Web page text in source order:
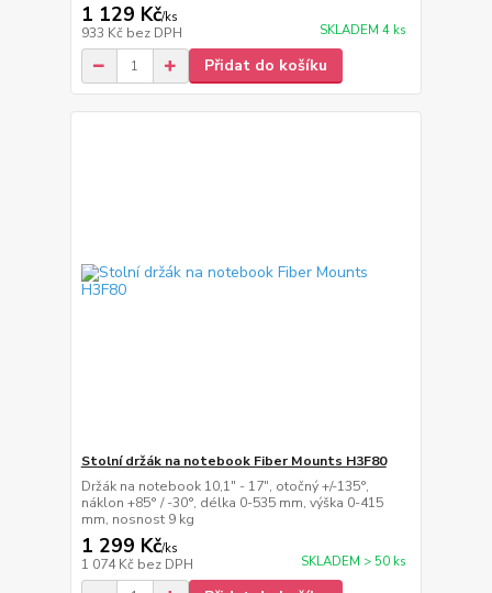
1 129 Kč/ks
933 Kč bez DPH SKLADEM 4 ks
Přidat do košíku
Stolní držák na notebook Fiber Mounts H3F80
Držák na notebook 10,1" - 17", otočný +/-135°,
náklon +85° / -30°, délka 0-535 mm, výška 0-415
mm, nosnost 9 kg
1 299 Kč/ks
1 074 Kč bez DPH SKLADEM > 50 ks